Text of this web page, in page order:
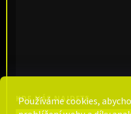
Používáme cookies,
KDE NÁS NAJDETE